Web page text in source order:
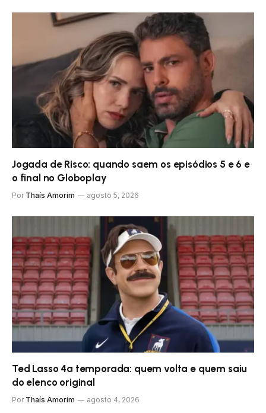
Jogada de Risco: quando saem os episódios 5 e 6 e
o final no Globoplay
Por Thaís Amorim agosto 5, 2026
Ted Lasso 4ª temporada: quem volta e quem saiu
do elenco original
Por Thaís Amorim agosto 4, 2026